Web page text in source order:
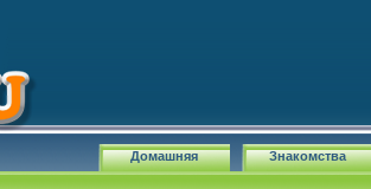
Знакомства
Домашняя